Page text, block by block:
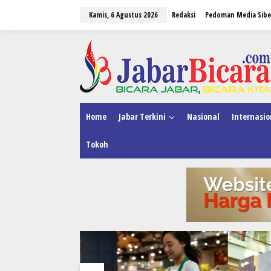
Kamis, 6 Agustus 2026 Redaksi Pedoman Media
Home Jabar Terkini Nasional
Tokoh